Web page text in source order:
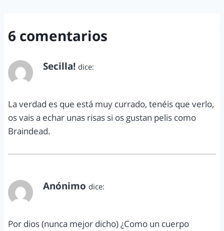
6 comentarios
Secilla! dice:
La verdad es que está muy currado, tenéis que verlo,
os vais a echar unas risas si os gustan pelis como
Braindead.
Anónimo dice:
Por dios (nunca mejor dicho) ¿Como un cuerpo